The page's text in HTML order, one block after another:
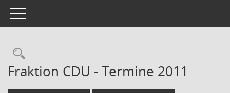
Toggle navigation
Rechercheauswahl
Fraktion CDU - Termine 2011